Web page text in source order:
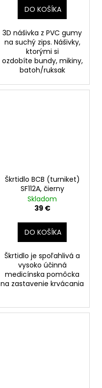
DO KOŠÍKA
3D nášivka z PVC gumy
na suchý zips. Nášivky,
ktorými si
ozdobíte bundy, mikiny,
batoh/ruksak
Škrtidlo BCB (turniket)
SF112A, čierny
Skladom
39 €
DO KOŠÍKA
Škrtidlo je spoľahlivá a
vysoko účinná
medicínska pomôcka
na zastavenie krvácania